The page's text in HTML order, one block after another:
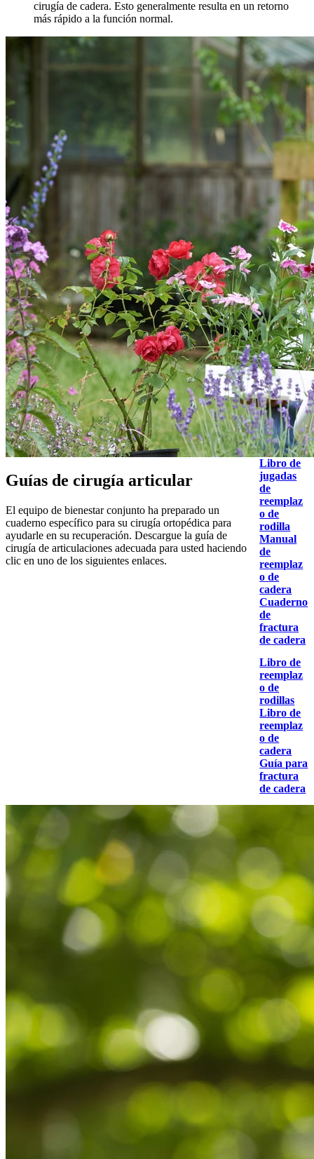
cirugía de cadera. Esto generalmente resulta en un retorno
más rápido a la función normal.
Guías de cirugía articular
El equipo de bienestar conjunto ha preparado un
cuaderno específico para su cirugía ortopédica para
ayudarle en su recuperación. Descargue la guía de
cirugía de articulaciones adecuada para usted haciendo
clic en uno de los siguientes enlaces.
Libro de
jugadas
de
reemplaz
o de
rodilla
Manual
de
reemplaz
o de
cadera
Cuaderno
de
fractura
de cadera
Libro de
reemplaz
o de
rodillas
Libro de
reemplaz
o de
cadera
Guía para
fractura
de cadera